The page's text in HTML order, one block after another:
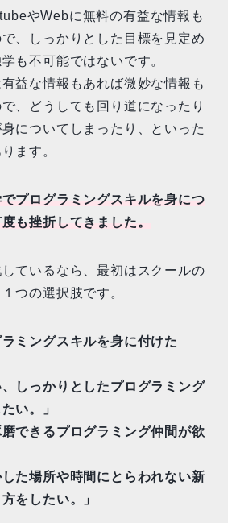
やWebに無料の有益な情報も
、しっかりとした目標を見定め
も不可能ではないです。
益な情報もあれば微妙な情報も
、どうしても回り道になったり
についてしまったり、といった
ます。
プログラミングスキルを身につ
も挫折してきました。
ているなら、最初はスクールの
つの選択肢です。
ラミングスキルを身に付けた
、しっかりとしたプログラミング
い。」
磨できるプログラミング仲間が欲
した場所や時間にとらわれない新
をしたい。」